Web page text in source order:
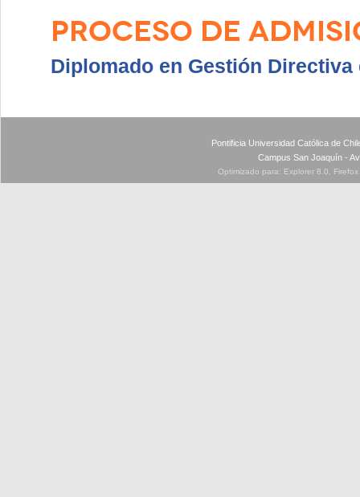
PROCESO DE
Diplomado en Gestión
Pontificia Universidad Católica de
Campus San Joaquín -
Optimizado para: Explorer 8.0,